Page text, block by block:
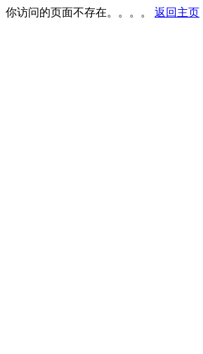
你访问的页面不存在。。。。 返回主页